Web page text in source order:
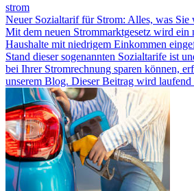
strom
Neuer Sozialtarif für Strom: Alles, was Sie
Mit dem neuen Strommarktgesetz wird ein
Haushalte mit niedrigem Einkommen
Stand dieser sogenannten Sozialtarife ist
bei Ihrer Stromrechnung sparen können,
unserem Blog. Dieser Beitrag wird